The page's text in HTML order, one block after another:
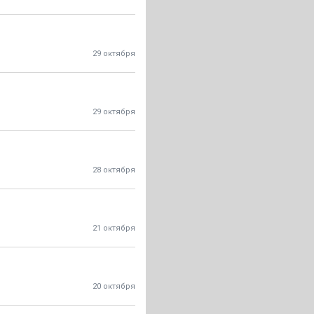
29 октября
29 октября
28 октября
21 октября
20 октября